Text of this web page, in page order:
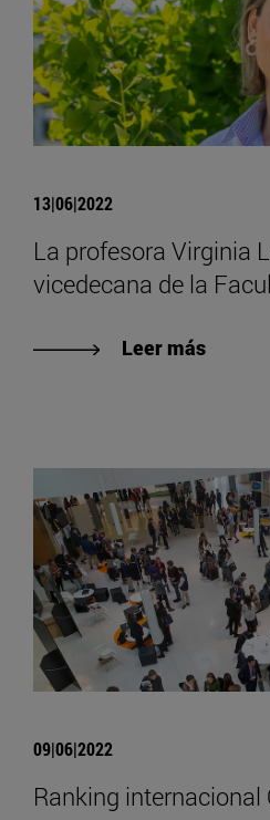
13|06|2022
La profesora Virginia
vicedecana de la
Leer más
09|06|2022
Ranking internacional